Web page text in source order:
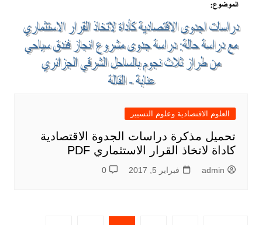
العلوم الاقتصادية وعلوم التسيير
تحميل مذكرة دراسات الجدوة الاقتصادية
كاداة لاتخاذ القرار الاستثماري PDF
admin فبراير 5, 2017 0